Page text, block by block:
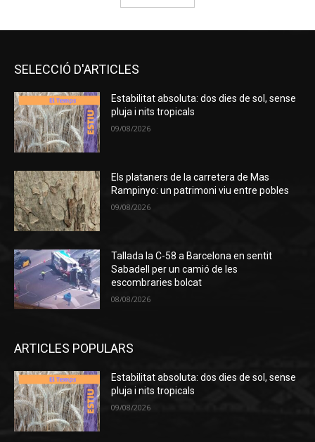
SELECCIÓ D'ARTICLES
Estabilitat absoluta: dos dies de sol, sense
pluja i nits tropicals
09/08/2026
Els plataners de la carretera de Mas
Rampinyo: un patrimoni viu entre pobles
09/08/2026
Tallada la C-58 a Barcelona en sentit
Sabadell per un camió de les
escombraries bolcat
08/08/2026
ARTICLES POPULARS
Estabilitat absoluta: dos dies de sol, sense
pluja i nits tropicals
09/08/2026